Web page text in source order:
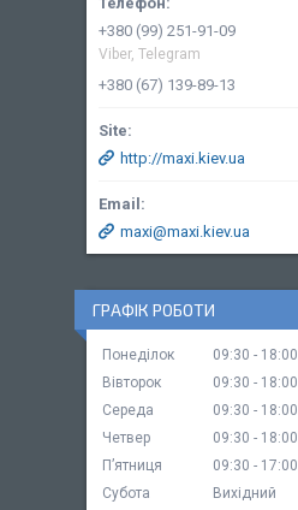
+380 (99) 251-91-09
Viber, Telegram
+380 (67) 139-89-13
http://maxi.kiev.ua
maxi@maxi.kiev.ua
ГРАФІК РОБОТИ
Понеділок 09:30
18:00
Вівторок
09:30
18:00
Середа
09:30
18:00
Четвер
09:30
18:00
Пʼятниця
09:30
17:00
Субота
Вихідний